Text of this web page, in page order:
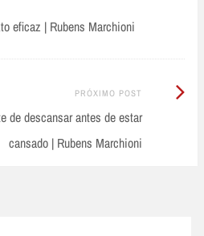
eficaz | Rubens Marchioni
PRÓXIMO POST
de descansar antes de estar
cansado | Rubens Marchioni
Próximo